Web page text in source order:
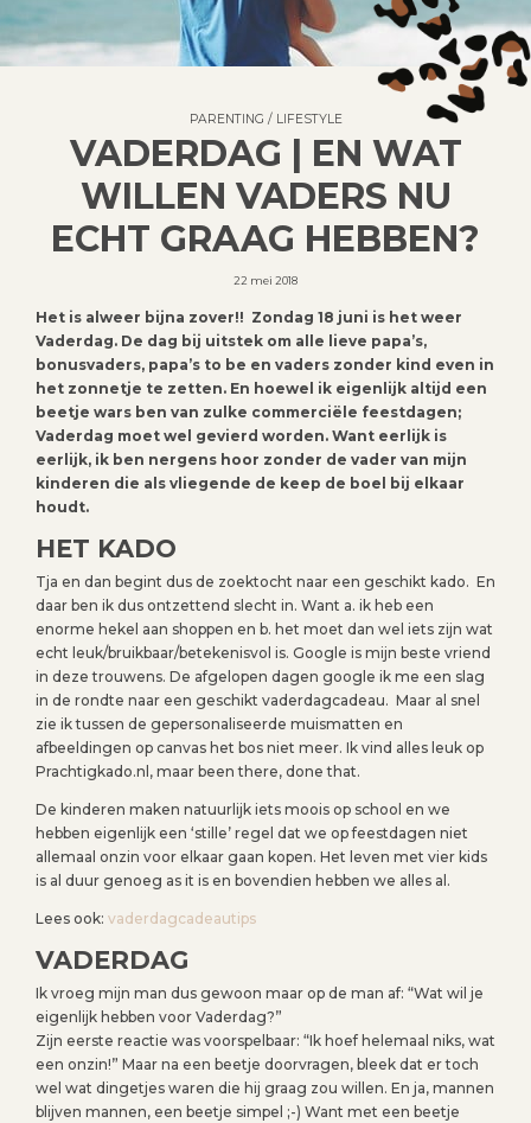
PARENTING / LIFESTYLE
VADERDAG | EN WAT
WILLEN VADERS NU
ECHT GRAAG HEBBEN?
22 mei 2018
Het is alweer bijna zover!! Zondag 18 juni is het weer
Vaderdag. De dag bij uitstek om alle lieve papa’s,
bonusvaders, papa’s to be en vaders zonder kind even in
het zonnetje te zetten. En hoewel ik eigenlijk altijd een
beetje wars ben van zulke commerciële feestdagen;
Vaderdag moet wel gevierd worden. Want eerlijk is
eerlijk, ik ben nergens hoor zonder de vader van mijn
kinderen die als vliegende de keep de boel bij elkaar
houdt.
HET KADO
Tja en dan begint dus de zoektocht naar een geschikt kado. En
daar ben ik dus ontzettend slecht in. Want a. ik heb een
enorme hekel aan shoppen en b. het moet dan wel iets zijn wat
echt leuk/bruikbaar/betekenisvol is. Google is mijn beste vriend
in deze trouwens. De afgelopen dagen google ik me een slag
in de rondte naar een geschikt vaderdagcadeau. Maar al snel
zie ik tussen de gepersonaliseerde muismatten en
afbeeldingen op canvas het bos niet meer. Ik vind alles leuk op
Prachtigkado.nl, maar been there, done that.
De kinderen maken natuurlijk iets moois op school en we
hebben eigenlijk een ‘stille’ regel dat we op feestdagen niet
allemaal onzin voor elkaar gaan kopen. Het leven met vier kids
is al duur genoeg as it is en bovendien hebben we alles al.
Lees ook: vaderdagcadeautips
VADERDAG
Ik vroeg mijn man dus gewoon maar op de man af: “Wat wil je
eigenlijk hebben voor Vaderdag?”
Zijn eerste reactie was voorspelbaar: “Ik hoef helemaal niks, wat
een onzin!” Maar na een beetje doorvragen, bleek dat er toch
wel wat dingetjes waren die hij graag zou willen. En ja, mannen
blijven mannen, een beetje simpel ;-) Want met een beetje